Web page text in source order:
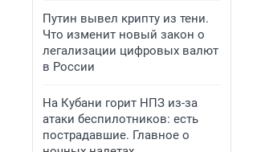
Путин вывел крипту из тени.
Что изменит новый закон о
легализации цифровых валют
в России
На Кубани горит НПЗ из-за
атаки беспилотников: есть
пострадавшие. Главное о